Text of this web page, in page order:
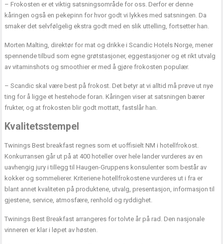
– Frokosten er et viktig satsningsområde for oss. Derfor er denne
kåringen også en pekepinn for hvor godt vi lykkes med satsningen. Da
smaker det selvfølgelig ekstra godt med en slik uttelling, fortsetter han.
Morten Malting, direktør for mat og drikke i Scandic Hotels Norge, mener
spennende tilbud som egne grøtstasjoner, eggestasjoner og et rikt utvalg
av vitaminshots og smoothier er med å gjøre frokosten populær.
– Scandic skal være best på frokost. Det betyr at vi alltid må prøve ut nye
ting for å ligge et hestehode foran. Kåringen viser at satsningen bærer
frukter, og at frokosten blir godt mottatt, fastslår han.
Kvalitetsstempel
Twinings Best breakfast regnes som et uoffisielt NM i hotellfrokost.
Konkurransen går ut på at 400 hoteller over hele lander vurderes av en
uavhengig jury i tillegg til Haugen-Gruppens konsulenter som består av
kokker og sommelierer. Kriteriene hotellfrokostene vurderes ut i fra er
blant annet kvaliteten på produktene, utvalg, presentasjon, informasjon til
gjestene, service, atmosfære, renhold og ryddighet.
Twinings Best Breakfast arrangeres for tolvte år på rad. Den nasjonale
vinneren er klar i løpet av høsten.